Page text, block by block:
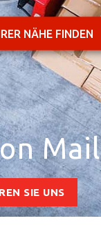
NÄHE FINDEN
SIE UNS